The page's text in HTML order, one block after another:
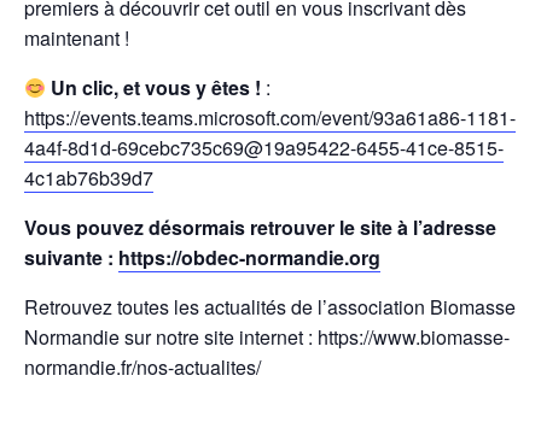
premiers à découvrir cet outil en vous inscrivant dès
maintenant !
Un clic, et vous y êtes ! :
https://events.teams.microsoft.com/event/93a61a86-1181-
4a4f-8d1d-69cebc735c69@19a95422-6455-41ce-8515-
4c1ab76b39d7
Vous pouvez désormais retrouver le site à l’adresse
suivante : https://obdec-normandie.org
Retrouvez toutes les actualités de l’association Biomasse
Normandie sur notre site internet : https://www.biomasse-
normandie.fr/nos-actualites/